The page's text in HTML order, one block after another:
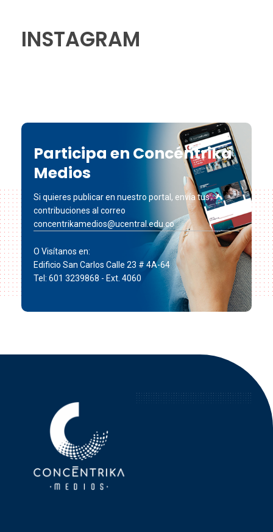
INSTAGRAM
Participa en Concéntrika
Medios
Si quieres publicar en nuestro portal, envía tus
contribuciones al correo
concentrikamedios@ucentral.edu.co
O Visítanos en:
Edificio San Carlos Calle 23 # 4A-64
Tel: 601 3239868 - Ext. 4060